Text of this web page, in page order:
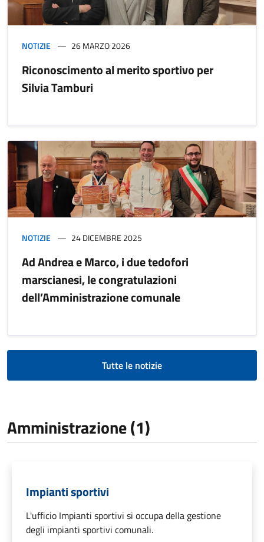
NOTIZIE 26 MARZO 2026
Riconoscimento al merito sportivo per
Silvia Tamburi
NOTIZIE 24 DICEMBRE 2025
Ad Andrea e Marco, i due tedofori
marscianesi, le congratulazioni
dell’Amministrazione comunale
Tutte le notizie
Amministrazione (1)
Impianti sportivi
L'ufficio Impianti sportivi si occupa della gestione
degli impianti sportivi comunali.